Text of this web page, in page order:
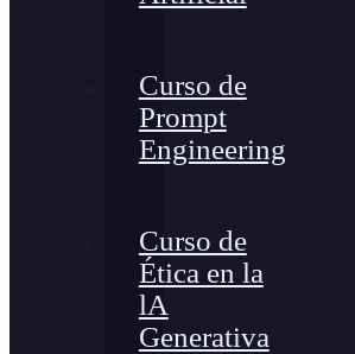
Curso de
Prompt
Engineering
Curso de
Ética en la
lA
Generativa